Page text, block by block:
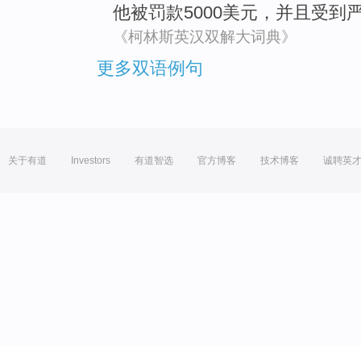
他被罚款5000美元 ，并且受到
《柯林斯英汉双解大词典》
更多双语例句
关于有道 Investors 有道智选 官方博客 技术博客 诚聘英才